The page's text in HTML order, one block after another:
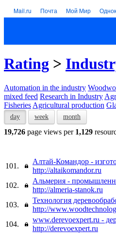
Mail.ru Почта Мой Мир
Rating >
Automation in the industry
mixed feed Research in Industry
Fisheries Agricultural production
day week month
19,726 page views per 1,129
101.
Алтай-Командор -
http://altaikomandor.ru
102.
Альмерия -
http://almeria-stanok.ru
103.
Технология
http://
104.
www.derevoexpert.ru -
http://derevoexpert.ru